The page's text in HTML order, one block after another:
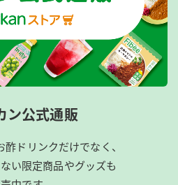
ン公式通販
ドリンクだけでなく、
い限定商品やグッズも